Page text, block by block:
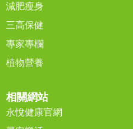
減肥瘦身
三高保健
專家專欄
植物營養
相關網站
永悅健康官網